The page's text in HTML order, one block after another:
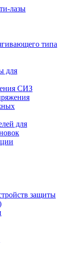
лазы
типа
для
СИЗ
для
защиты